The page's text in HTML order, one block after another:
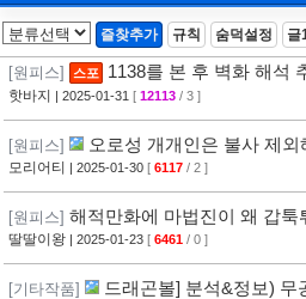
DB 뉴스
웹툰 이미지
즐찾추가 규칙 숨덕설정 글
[원피스] 스포 1138를 본 후 벽화 해석
핫바지
| 2025-01-31 [ 12113 / 3 ]
[원피스]
오로성 개개인은 불사 제외
을 가지고 있을것이다
모리어티
| 2025-01-30 [ 6117 / 2 ]
[원피스] 해적만화에 마법진이 왜 갑툭
딸딸이왕 | 2025-01-23 [ 6461 / 0 ]
[기타작품]
드래곤볼] 분석&정보) 무